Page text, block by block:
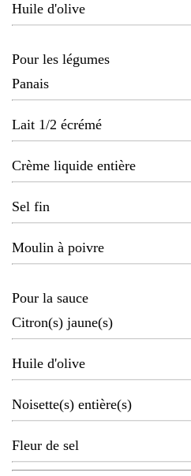
Huile d'olive
Pour les légumes
Panais
Lait 1/2 écrémé
Crème liquide entière
Sel fin
Moulin à poivre
Pour la sauce
Citron(s) jaune(s)
Huile d'olive
Noisette(s) entière(s)
Fleur de sel